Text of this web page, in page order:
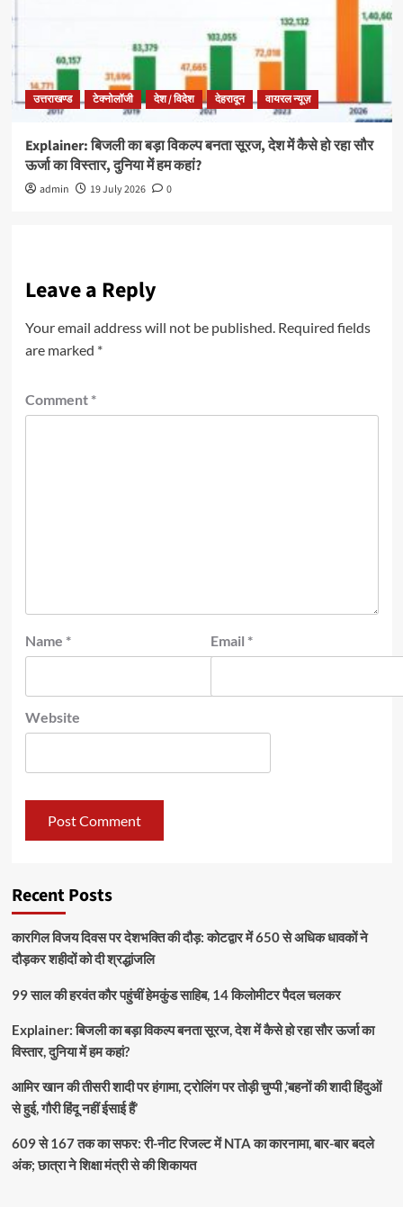
उत्तराखण्ड टेक्नोलॉजी देश / विदेश देहरादून वायरल न्यूज़
Explainer: बिजली का बड़ा विकल्प बनता सूरज, देश में कैसे हो रहा सौर
ऊर्जा का विस्तार, दुनिया में हम कहां?
admin 19 July 2026 0
Leave a Reply
Your email address will not be published. Required fields
are marked *
Comment *
Name * Email *
Website
Recent Posts
कारगिल विजय दिवस पर देशभक्ति की दौड़: कोटद्वार में 650 से अधिक धावकों ने
दौड़कर शहीदों को दी श्रद्धांजलि
99 साल की हरवंत कौर पहुंचीं हेमकुंड साहिब, 14 किलोमीटर पैदल चलकर
Explainer: बिजली का बड़ा विकल्प बनता सूरज, देश में कैसे हो रहा सौर ऊर्जा का
विस्तार, दुनिया में हम कहां?
आमिर खान की तीसरी शादी पर हंगामा, ट्रोलिंग पर तोड़ी चुप्पी ,’बहनों की शादी हिंदुओं
से हुई, गौरी हिंदू नहीं ईसाई हैं’
609 से 167 तक का सफर: री-नीट रिजल्ट में NTA का कारनामा, बार-बार बदले
अंक; छात्रा ने शिक्षा मंत्री से की शिकायत